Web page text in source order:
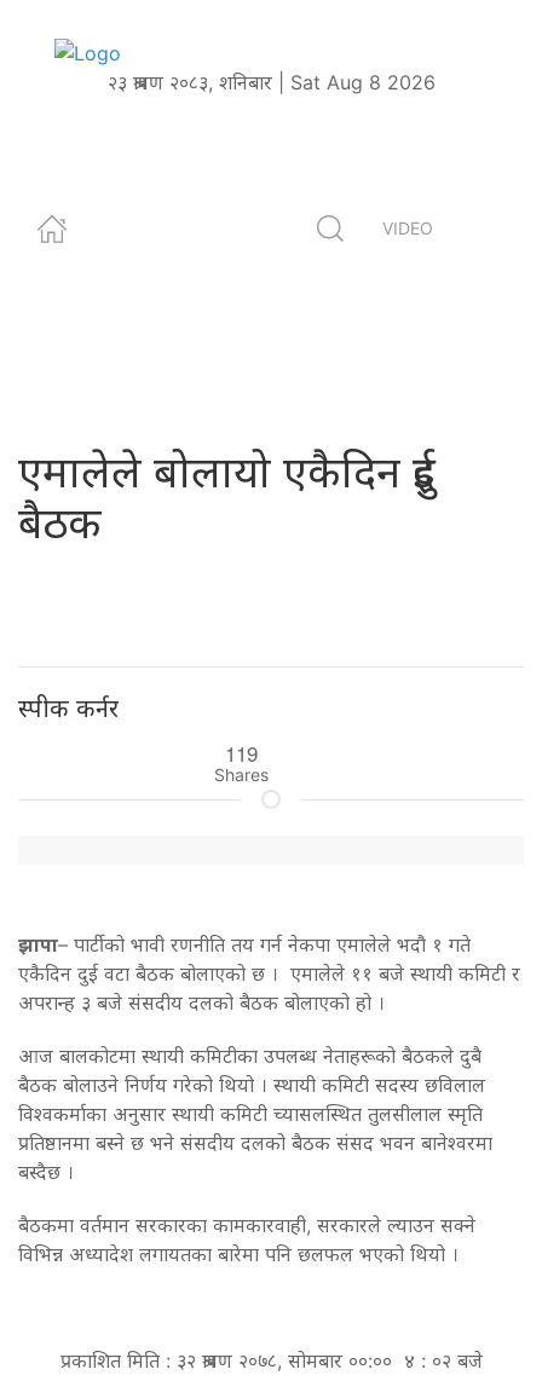
२३ श्रावण २०८३, शनिबार | Sat Aug 8 2026
VIDEO
एमालेले बोलायो एकैदिन दुई
बैठक
स्पीक कर्नर
119
Shares
झापा– पार्टीको भावी रणनीति तय गर्न नेकपा एमालेले भदौ १ गते
एकैदिन दुई वटा बैठक बोलाएको छ । एमालेले ११ बजे स्थायी कमिटी र
अपरान्ह ३ बजे संसदीय दलको बैठक बोलाएको हो ।
आज बालकोटमा स्थायी कमिटीका उपलब्ध नेताहरूको बैठकले दुबै
बैठक बोलाउने निर्णय गरेको थियो । स्थायी कमिटी सदस्य छविलाल
विश्वकर्माका अनुसार स्थायी कमिटी च्यासलस्थित तुलसीलाल स्मृति
प्रतिष्ठानमा बस्ने छ भने संसदीय दलको बैठक संसद भवन बानेश्वरमा
बस्दैछ ।
बैठकमा वर्तमान सरकारका कामकारवाही, सरकारले ल्याउन सक्ने
विभिन्न अध्यादेश लगायतका बारेमा पनि छलफल भएको थियो ।
प्रकाशित मिति : ३२ श्रावण २०७८, सोमबार ००:०० ४ : ०२ बजे